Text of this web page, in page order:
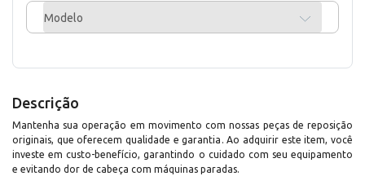
Modelo
Descrição
Mantenha sua operação em movimento com nossas peças de reposição
originais, que oferecem qualidade e garantia. Ao adquirir este item, você
investe em custo-benefício, garantindo o cuidado com seu equipamento
e evitando dor de cabeça com máquinas paradas.